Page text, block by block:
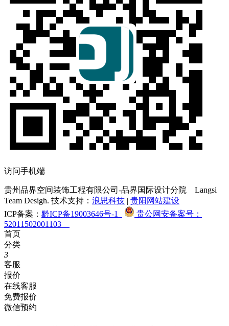
访问手机端
贵州品界空间装饰工程有限公司-品界国际设计分院 Langsi
Team Desigh. 技术支持： 浪思科技 | 贵阳网站建设
ICP备案： 黔ICP备19003646号-1
贵公网安备案号：
52011502001103
首页
分类
3
客服
报价
在线客服
免费报价
微信预约